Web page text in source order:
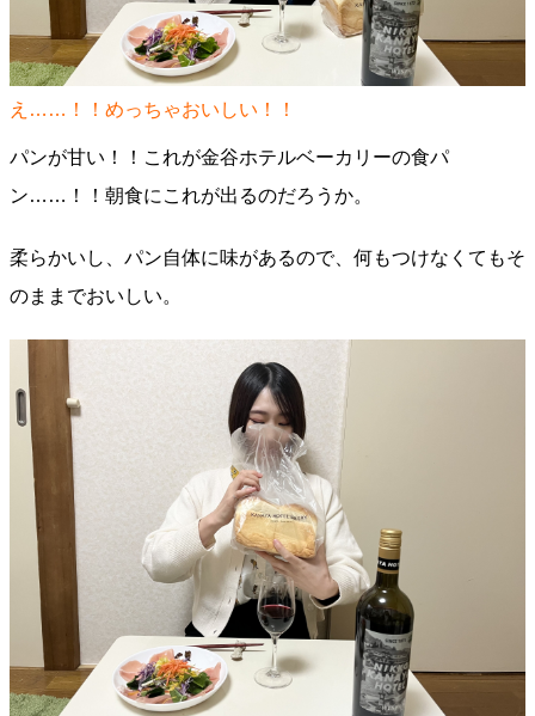
え……！！めっちゃおいしい！！
パンが甘い！！これが金谷ホテルベーカリーの食パ
ン……！！朝食にこれが出るのだろうか。
柔らかいし、パン自体に味があるので、何もつけなくてもそ
のままでおいしい。